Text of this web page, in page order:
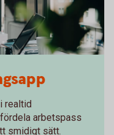
realtid
arbetspass
smidigt sätt.